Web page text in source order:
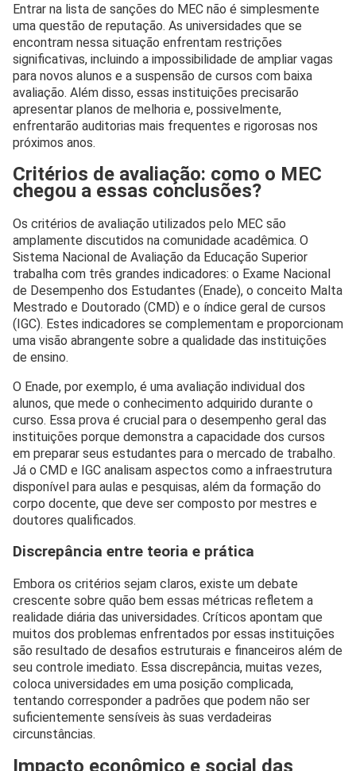
Entrar na lista de sanções do MEC não é simplesmente
uma questão de reputação. As universidades que se
encontram nessa situação enfrentam restrições
significativas, incluindo a impossibilidade de ampliar vagas
para novos alunos e a suspensão de cursos com baixa
avaliação. Além disso, essas instituições precisarão
apresentar planos de melhoria e, possivelmente,
enfrentarão auditorias mais frequentes e rigorosas nos
próximos anos.
Critérios de avaliação: como o MEC
chegou a essas conclusões?
Os critérios de avaliação utilizados pelo MEC são
amplamente discutidos na comunidade acadêmica. O
Sistema Nacional de Avaliação da Educação Superior
trabalha com três grandes indicadores: o Exame Nacional
de Desempenho dos Estudantes (Enade), o conceito Malta
Mestrado e Doutorado (CMD) e o índice geral de cursos
(IGC). Estes indicadores se complementam e proporcionam
uma visão abrangente sobre a qualidade das instituições
de ensino.
O Enade, por exemplo, é uma avaliação individual dos
alunos, que mede o conhecimento adquirido durante o
curso. Essa prova é crucial para o desempenho geral das
instituições porque demonstra a capacidade dos cursos
em preparar seus estudantes para o mercado de trabalho.
Já o CMD e IGC analisam aspectos como a infraestrutura
disponível para aulas e pesquisas, além da formação do
corpo docente, que deve ser composto por mestres e
doutores qualificados.
Discrepância entre teoria e prática
Embora os critérios sejam claros, existe um debate
crescente sobre quão bem essas métricas refletem a
realidade diária das universidades. Críticos apontam que
muitos dos problemas enfrentados por essas instituições
são resultado de desafios estruturais e financeiros além de
seu controle imediato. Essa discrepância, muitas vezes,
coloca universidades em uma posição complicada,
tentando corresponder a padrões que podem não ser
suficientemente sensíveis às suas verdadeiras
circunstâncias.
Impacto econômico e social das